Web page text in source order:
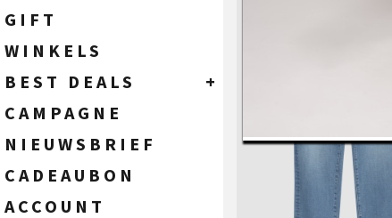
GIFT
WINKELS
BEST DEALS
+
HEREN
DAMES
CAMPAGNE
NIEUWSBRIEF
CADEAUBON
ACCOUNT
38